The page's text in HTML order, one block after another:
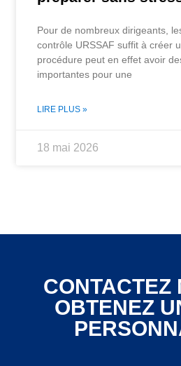
Pour de nombreux dirigeants,
contrôle URSSAF suffit à créer
procédure peut en effet avoir
importantes pour une
LIRE PLUS »
18 mai 2026
CONTACTEZ
OBTENEZ